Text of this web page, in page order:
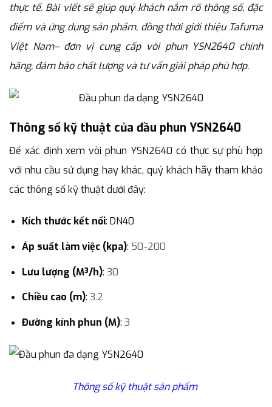
thực tế. Bài viết sẽ giúp quý khách nắm rõ thông số, đặc
điểm và ứng dụng sản phẩm, đồng thời giới thiệu Tafuma
Việt Nam– đơn vị cung cấp vòi phun YSN2640 chính
hãng, đảm bảo chất lượng và tư vấn giải pháp phù hợp.
Thông số kỹ thuật của đầu phun YSN2640
Để xác định xem vòi phun YSN2640 có thực sự phù hợp
với nhu cầu sử dụng hay khác, quý khách hãy tham khảo
các thông số kỹ thuật dưới đây:
Kích thước kết nối: DN40
Áp suất làm việc (kpa): 50-200
Lưu lượng (M³/h): 30
Chiều cao (m): 3.2
Đường kính phun (M): 3
Thông số kỹ thuật sản phẩm